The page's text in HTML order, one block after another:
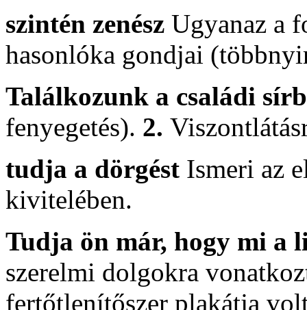
szintén zenész Ugyanaz a
hasonlóka gondjai
Találkozunk a családi
fenyegetés). 2.
tudja a dörgést Ismeri az
kivitelében.
Tudja ön már, hogy mi a
szerelmi dolgokra
fertőtlenítőszer plakátja